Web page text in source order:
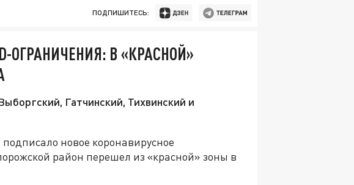
ПОДПИШИТЕСЬ:
ОГРАНИЧЕНИЯ: В «КРАСНОЙ»
Гатчинский, Тихвинский и
новое коронавирусное
район перешел из «красной» зоны в